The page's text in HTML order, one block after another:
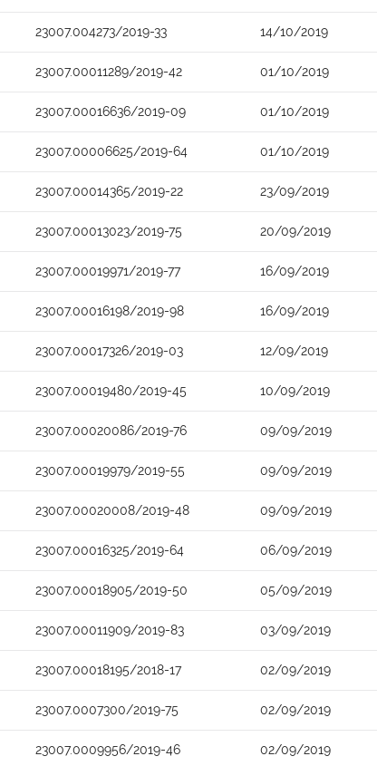
23007.004273/2019-33 14/10/2019
23007.00011289/2019-42 01/10/2019
23007.00016636/2019-09 01/10/2019
23007.00006625/2019-64 01/10/2019
23007.00014365/2019-22 23/09/2019
23007.00013023/2019-75 20/09/2019
23007.00019971/2019-77 16/09/2019
23007.00016198/2019-98 16/09/2019
23007.00017326/2019-03 12/09/2019
23007.00019480/2019-45 10/09/2019
23007.00020086/2019-76 09/09/2019
23007.00019979/2019-55 09/09/2019
23007.00020008/2019-48 09/09/2019
23007.00016325/2019-64 06/09/2019
23007.00018905/2019-50 05/09/2019
23007.00011909/2019-83 03/09/2019
23007.00018195/2018-17 02/09/2019
23007.0007300/2019-75 02/09/2019
23007.0009956/2019-46 02/09/2019